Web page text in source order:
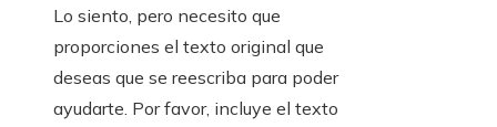
Lo siento, pero necesito que
proporciones el texto original que
deseas que se reescriba para poder
ayudarte. Por favor, incluye el texto